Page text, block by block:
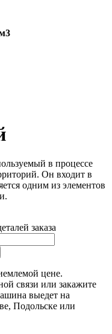
в процессе
Он входит в
одним из элементов
заказа
цене.
связи или закажите
выедет на
Подольске или